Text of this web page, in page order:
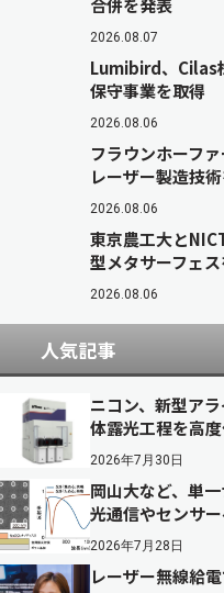
合併を発表
2026.08.07
Lumibird、Cilas
保守事業を取得
2026.08.06
フラウンホーフ
レーザー製造技
2026.08.06
東京農工大と
型メタサーフェ
2026.08.06
人気記事
ニコン、新型ア
体露光工程を高
2026年7月30日
岡山大など、単
光通信やセンサ
2026年7月28日
レーザー無線給